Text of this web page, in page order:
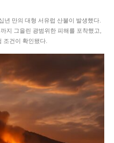
년 만의 대형 서유럽 산불이 발생했다.
지 그을린 광범위한 피해를 포착했고,
조건이 확인됐다.